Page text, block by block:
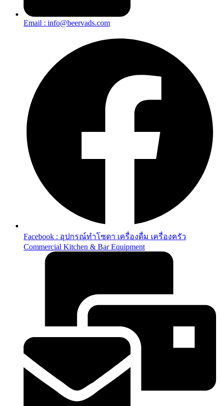
Email : info@beervads.com
Facebook : อุปกรณ์ทำโซดา เครื่องดื่ม เครื่องครัว
Commercial Kitchen & Bar Equipment